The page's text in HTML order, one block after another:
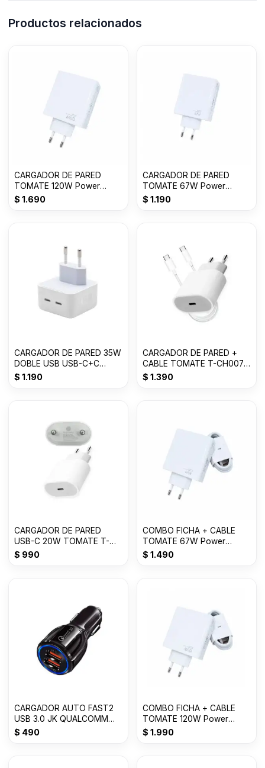
Productos relacionados
CARGADOR DE PARED
TOMATE 120W Power
adapter Suit USB T-CH018
$ 1.690
CARGADOR DE PARED
TOMATE 67W Power
adapter Suit USB T-CH016
$ 1.190
CARGADOR DE PARED 35W
DOBLE USB USB-C+C
TOMATE T-CH004
$ 1.190
CARGADOR DE PARED +
CABLE TOMATE T-CH007
35W USB-C to C
$ 1.390
CARGADOR DE PARED
USB-C 20W TOMATE T-
CH003
$ 990
COMBO FICHA + CABLE
TOMATE 67W Power
Adapter Suit T-CH017
$ 1.490
CARGADOR AUTO FAST2
USB 3.0 JK QUALCOMM
CHIP 12/24 VLTS 3.1
$ 490
COMBO FICHA + CABLE
TOMATE 120W Power
Adapter Siut T-CH019
$ 1.990